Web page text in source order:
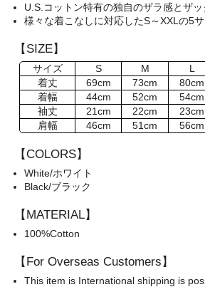
U.S.コットン特有の独自のザラ感とザッ
様々な着こなしに対応したS～XXLの5サ
【SIZE】
サイズ S M L
着丈
69cm 73cm 80cm
着幅
44cm 52cm 54cm
袖丈
21cm 22cm 23cm
肩幅
46cm 51cm 56cm
【COLORS】
White/ホワイト
Black/ブラック
【MATERIAL】
100%Cotton
【For Overseas Customers】
This item is International shipping is